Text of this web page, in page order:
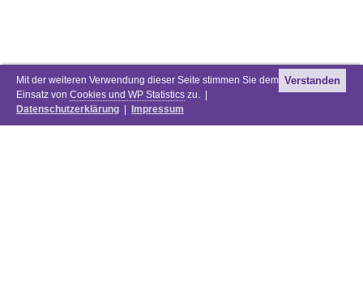
Mit der weiteren Verwendung dieser Seite stimmen Sie dem
Einsatz von Cookies und WP Statistics zu. |
Datenschutzerklärung
Impressum
Verstanden